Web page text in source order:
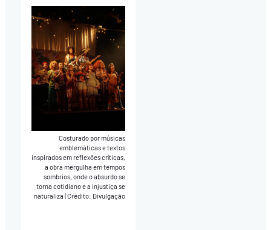
Costurado por músicas
emblemáticas e textos
inspirados em reflexões críticas,
a obra mergulha em tempos
sombrios, onde o absurdo se
torna cotidiano e a injustiça se
naturaliza Crédito: Divulgação